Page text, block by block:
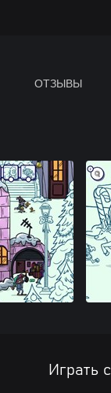
ОТЗЫВЫ
Играть с